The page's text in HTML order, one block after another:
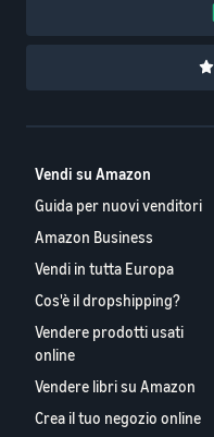
Vendi su Amazon
Guida per nuovi venditori
Amazon Business
Vendi in tutta Europa
Cos'è il dropshipping?
Vendere prodotti usati
online
Vendere libri su Amazon
Crea il tuo negozio online